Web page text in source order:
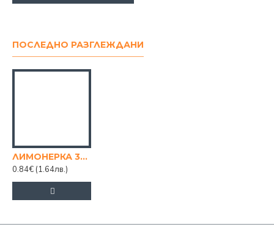
ПОСЛЕДНО РАЗГЛЕЖДАНИ
ЛИМОНЕРКА 300 МЛ. Ф12
0.84€ (1.64лв.)